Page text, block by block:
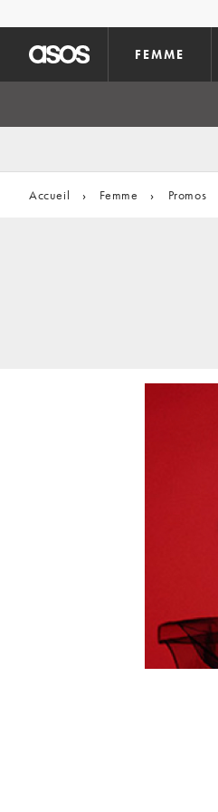
FEMME
Accueil › Femme › Promos